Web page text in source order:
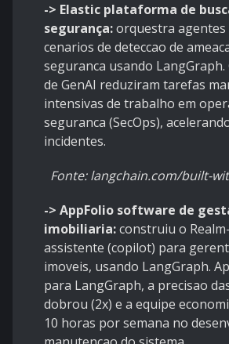
-> Elastic plataforma de
segurança:orquestra agentes
cenarios de deteccao de
seguranca usando LangGraph.
de GenAI reduziram tarefas
intensivas de trabalho em
seguranca (SecOps),
incidentes.
Fonte: langchain.com/built-
-> AppFolio software de
imobiliaria:construiu o
assistente (copilot) para
imoveis, usando LangGraph.
para LangGraph, a precisao
dobrou (2x) e a equipe
10 horas por semana no